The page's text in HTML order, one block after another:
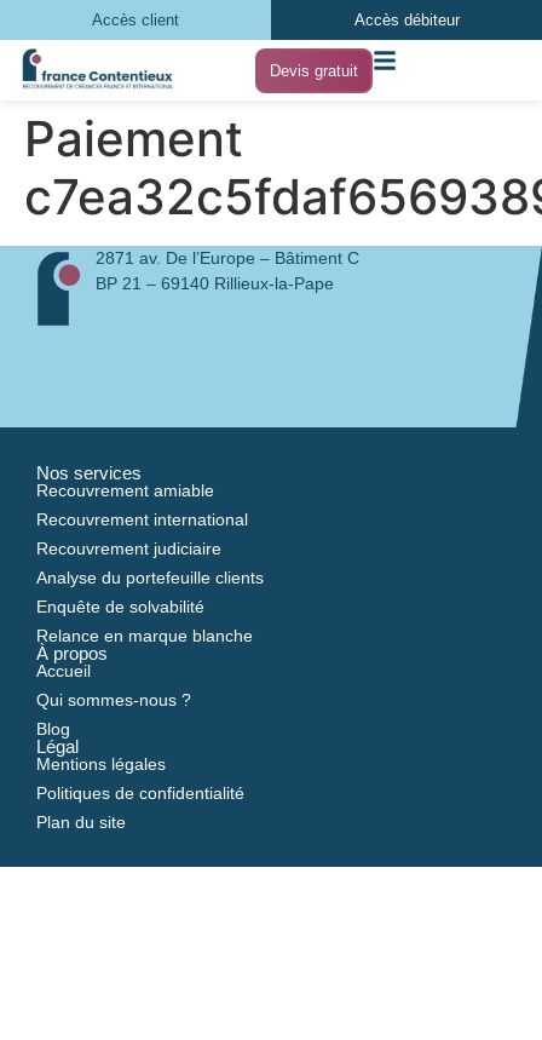
Accès client Accès débiteur
Devis gratuit
Paiement
2871 av. De l’Europe – Bâtiment C
BP 21 – 69140 Rillieux-la-Pape
Nos services
Recouvrement amiable
Recouvrement international
Recouvrement judiciaire
Analyse du portefeuille clients
Enquête de solvabilité
Relance en marque blanche
À propos
Accueil
Qui sommes-nous ?
Blog
Légal
Mentions légales
Politiques de confidentialité
Plan du site